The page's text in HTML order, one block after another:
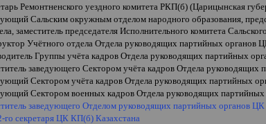
Ремонтненского уездного комитета РКП(б) (Царицынская
Сальским окружным отделом народного образования,
заместитель председателя Исполнительного комитета
Учётного отдела Отдела руководящих партийных органов
Группы учёта кадров Отдела руководящих партийных
заведующего Сектором учёта кадров Отдела
Сектором учёта кадров Отдела руководящих партийных
Сектором военных кадров Отдела руководящих
заведующего Отделом руководящих партийных органов
го секретаря ЦК КП(б) Казахстана